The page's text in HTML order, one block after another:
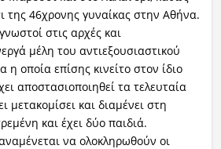
της 46χρονης γυναίκας στην Αθήνα.
στις αρχές και
μέλη του αντιεξουσιαστικού
οποία επίσης κινείτο στον ίδιο
αποστασιοποιηθεί τα τελευταία
μετακομίσει και διαμένει στη
και έχει δύο παιδιά.
να ολοκληρωθούν οι